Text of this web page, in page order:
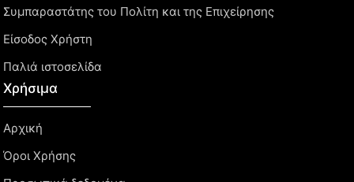
Συμπαραστάτης του Πολίτη και της Επιχείρησης
Είσοδος Χρήστη
Παλιά ιστοσελίδα
Χρήσιμα
Αρχική
Όροι Χρήσης